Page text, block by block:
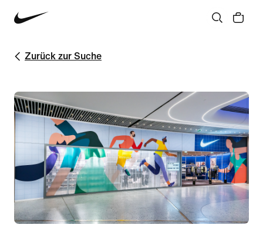
Zurück zur Suche